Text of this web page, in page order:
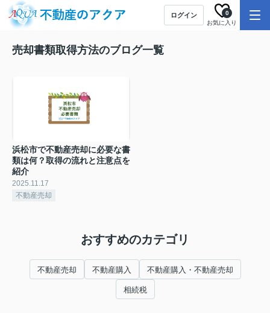
ログイン
お気に入り
0
売却書類取得方法のブログ一覧
浜松市で不動産売却に必要な書
類は何？取得の流れと注意点を
紹介
2025.11.17
不動産売却
おすすめのカテゴリ
不動産売却 不動産購入 不動産購入・不動産売却
相続税